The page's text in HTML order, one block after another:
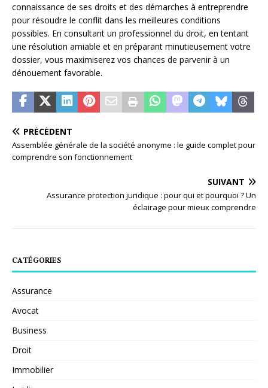
connaissance de ses droits et des démarches à entreprendre
pour résoudre le conflit dans les meilleures conditions
possibles. En consultant un professionnel du droit, en tentant
une résolution amiable et en préparant minutieusement votre
dossier, vous maximiserez vos chances de parvenir à un
dénouement favorable.
PRÉCÉDENT
Assemblée générale de la société anonyme : le guide complet pour
comprendre son fonctionnement
SUIVANT
Assurance protection juridique : pour qui et pourquoi ? Un
éclairage pour mieux comprendre
CATÉGORIES
Assurance
Avocat
Business
Droit
Immobilier